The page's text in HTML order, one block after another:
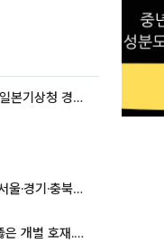
태풍 '돌핀' 오키나와 접근…일본기상청 경로 업데이트
관위 등 추가 압수수색
[증시키워드] 반도체 충격 뚫은 개별 호재...포스코퓨처엠·에코프로·한화솔루션 '눈길'